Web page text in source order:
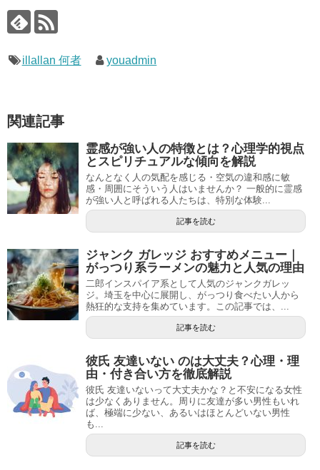
illallan 何者 youadmin
関連記事
霊感が強い人の特徴とは？心理学的視点
とスピリチュアルな傾向を解説
なんとなく人の気配を感じる・空気の違和感に敏
感・周囲にそういう人はいませんか？ 一般的に霊感
が強い人と呼ばれる人たちは、特別な体験...
記事を読む
ジャンク ガレッジ おすすめメニュー｜
がっつり系ラーメンの魅力と人気の理由
二郎インスパイア系として人気のジャンクガレッ
ジ。埼玉を中心に展開し、がっつり食べたい人から
熱狂的な支持を集めています。この記事では、...
記事を読む
彼氏 友達いない のは大丈夫？心理・理
由・付き合い方を徹底解説
彼氏 友達いないって大丈夫かな？と不安になる女性
は少なくありません。周りに友達が多い男性もいれ
ば、極端に少ない、あるいはほとんどいない男性
も...
記事を読む